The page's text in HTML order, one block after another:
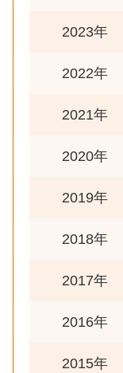
2023年
2022年
2021年
2020年
2019年
2018年
2017年
2016年
2015年